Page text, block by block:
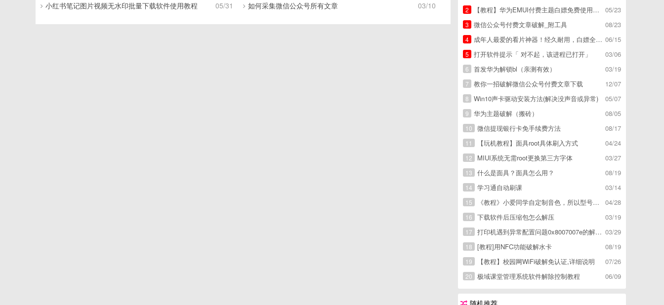
05/31
小红书笔记图片视频无水印批量下载软件使用教程 03/10
如何采集微信公众号所有文章
05/23
2
【教程】华为EMUI付费主题白嫖免费使用方法。
08/23
3
微信公众号付费文章破解_附工具
06/15
4
成年人最爱的看片神器！经久耐用，白嫖全网资源
03/06
5
打开软件提示「 对不起，该进程已打开」
03/19
6
首发华为解锁bl（亲测有效）
12/07
7
教你一招破解微信公众号付费文章下载
05/07
8
Win10声卡驱动安装方法(解决没声音或异常)
08/05
9
华为主题破解（搬砖）
08/17
10
微信提现银行卡免手续费方法
04/24
11
【玩机教程】面具root具体刷入方式
03/27
12
MIUI系统无需root更换第三方字体
08/19
13
什么是面具？面具怎么用？
03/14
14
学习通自动刷课
04/28
15
《教程》小爱同学自定制音色，所以型号通用，不用root
03/19
16
下载软件后压缩包怎么解压
03/29
17
打印机遇到异常配置问题0x8007007e的解决方
08/19
18
[教程]用NFC功能破解水卡
07/26
19
【教程】校园网WiFi破解免认证,详细说明
06/09
20 极域课堂管理系统软件解除控制教程
随机推荐